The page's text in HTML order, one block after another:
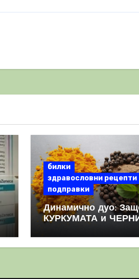
билки
здравословни рецепти
подправки
Динамично дуо:
КУРКУМАТА и
комбинация